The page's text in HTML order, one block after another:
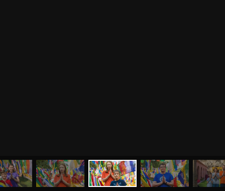
ЙОГА СЕМИНАРЫ МЕНЮ О НАС МАГАЗИН